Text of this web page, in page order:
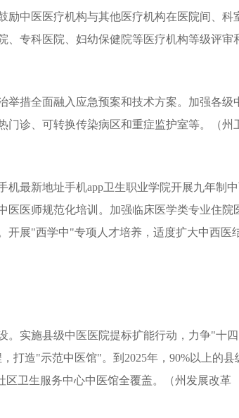
励中医医疗机构与其他医疗机构在医院间、科
、专科医院、妇幼保健院等医疗机构等级评审
举措全面融入应急预案和技术方案。加强各级
门诊、可转换传染病区和重症监护室等。（州
机最新地址手机app卫生职业学院开展九年制
医医师规范化培训。加强临床医学类专业住院
开展"西学中"专项人才培养，适度扩大中西医
。实施县级中医医院提标扩能行动，力争"十四
打造"示范中医馆"。到2025年，90%以上的县
卫生服务中心中医馆全覆盖。（州发展改革